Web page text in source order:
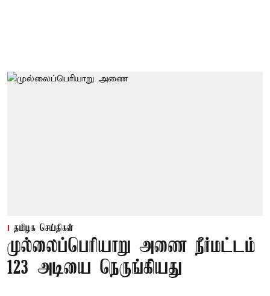
தமிழக செய்திகள்
முல்லைப்பெரியாறு அணை நீர்மட்டம்
123 அடியை நெருங்கியது